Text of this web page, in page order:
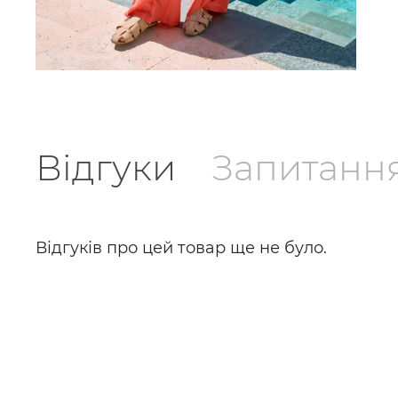
Відгуки
Відгуків про цей товар ще не було.